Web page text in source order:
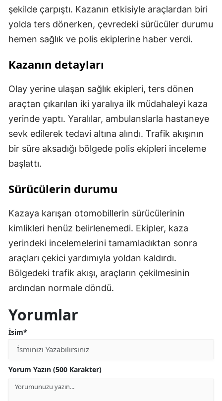
şekilde çarpıştı. Kazanın etkisiyle araçlardan biri
yolda ters dönerken, çevredeki sürücüler durumu
hemen sağlık ve polis ekiplerine haber verdi.
Kazanın detayları
Olay yerine ulaşan sağlık ekipleri, ters dönen
araçtan çıkarılan iki yaralıya ilk müdahaleyi kaza
yerinde yaptı. Yaralılar, ambulanslarla hastaneye
sevk edilerek tedavi altına alındı. Trafik akışının
bir süre aksadığı bölgede polis ekipleri inceleme
başlattı.
Sürücülerin durumu
Kazaya karışan otomobillerin sürücülerinin
kimlikleri henüz belirlenemedi. Ekipler, kaza
yerindeki incelemelerini tamamladıktan sonra
araçları çekici yardımıyla yoldan kaldırdı.
Bölgedeki trafik akışı, araçların çekilmesinin
ardından normale döndü.
Yorumlar
İsim*
Yorum Yazın (500 Karakter)